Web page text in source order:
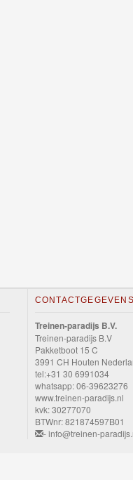
CONTACTGEGEVENS
Treinen-paradijs B.V.
Treinen-paradijs B.V
Pakketboot 15 C
3991 CH Houten
tel:+31 30 6991034
whatsapp: 06-39623276
www.treinen-paradijs.nl
kvk: 30277070
BTWnr: 821874597B01
- info@treinen-